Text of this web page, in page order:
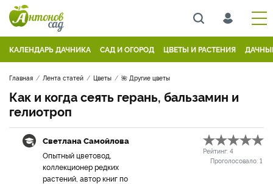
КАЛЕНДАРЬ ДАЧНИКА САД И ОГОРОД ЦВЕТЫ И РАСТЕНИЯ
Главная Лента статей Цветы 🌺 Другие цветы
Как и когда сеять герань, бальзамин и
гелиотроп
Светлана Самойлова
Опытный цветовод,
коллекционер редких
растений, автор книг по
Рейтинг: 4
Проголосовало: 1